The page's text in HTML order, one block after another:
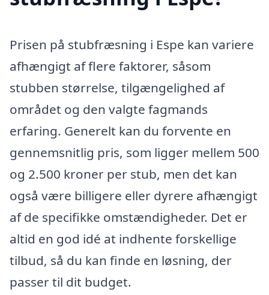
Prisen på stubfræsning i Espe kan variere
afhængigt af flere faktorer, såsom
stubben størrelse, tilgængelighed af
området og den valgte fagmands
erfaring. Generelt kan du forvente en
gennemsnitlig pris, som ligger mellem 500
og 2.500 kroner per stub, men det kan
også være billigere eller dyrere afhængigt
af de specifikke omstændigheder. Det er
altid en god idé at indhente forskellige
tilbud, så du kan finde en løsning, der
passer til dit budget.